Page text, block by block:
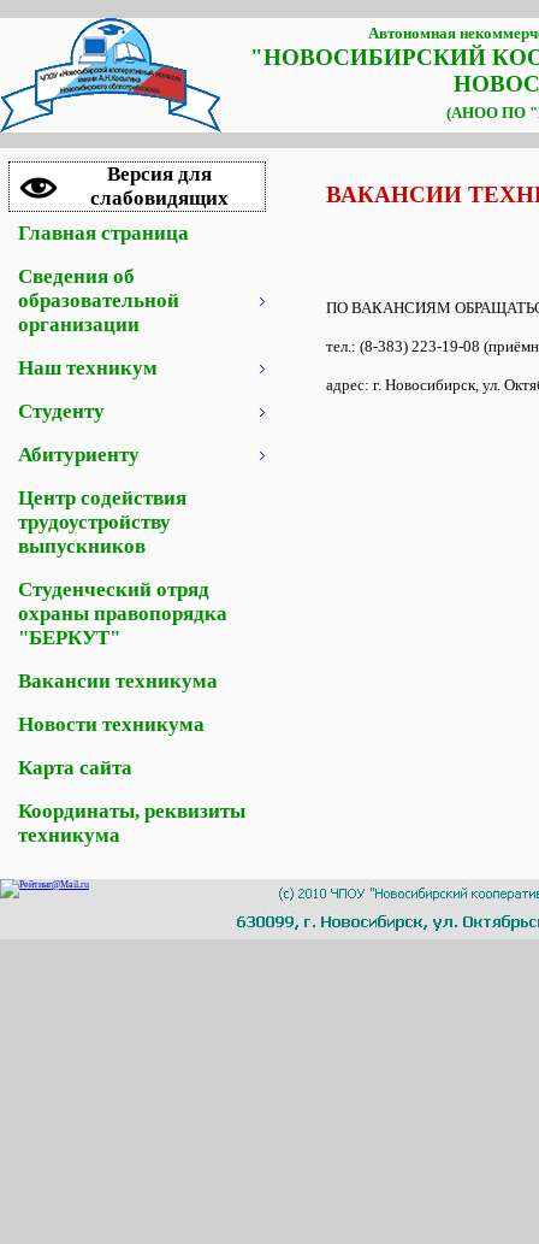
Автономная
"НОВОСИБИРСКИЙ
(АНОО ПО
Версия для
слабовидящих
Главная страница
Сведения об
образовательной
организации
Наш техникум
Студенту
Абитуриенту
Центр содействия
трудоустройству
выпускников
Студенческий отряд
охраны правопорядка
"БЕРКУТ"
Вакансии техникума
Новости техникума
Карта сайта
Координаты, реквизиты
техникума
ВАКАНСИИ
ПО ВАКАНСИЯМ
тел.: (8-383) 223-19-08
адрес: г. Новосибирск, ул.